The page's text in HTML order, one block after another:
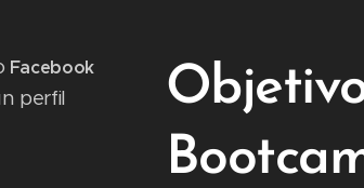
Facebook
perfil